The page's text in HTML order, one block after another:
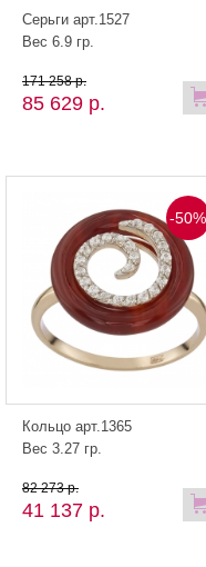
Серьги арт.1527
Вес 6.9 гр.
85 629 р.
171 258 р.
-50%
Кольцо арт.1365
Вес 3.27 гр.
41 137 р.
82 273 р.